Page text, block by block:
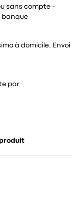
sans compte -
banque
à domicile. Envoi
par